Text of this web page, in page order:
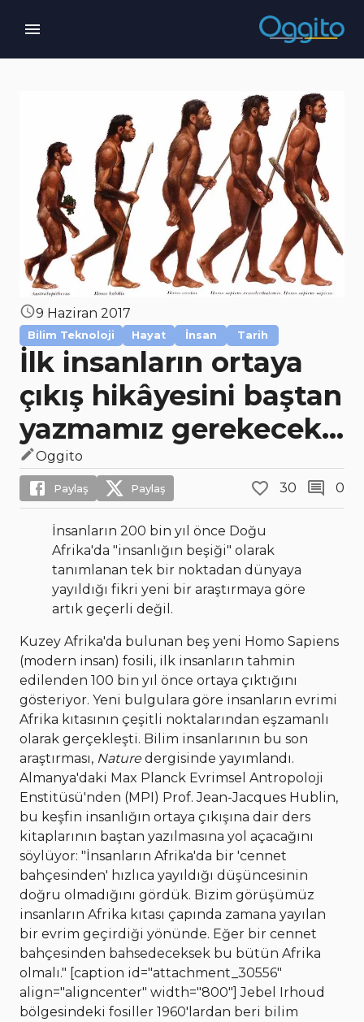
9 Haziran 2017
Bilim Teknoloji Hayat İnsan Tarih
İlk insanların ortaya
çıkış hikâyesini baştan
yazmamız gerekecek...
Oggito
Paylaş Paylaş 30 0
İnsanların 200 bin yıl önce Doğu
Afrika'da "insanlığın beşiği" olarak
tanımlanan tek bir noktadan dünyaya
yayıldığı fikri yeni bir araştırmaya göre
artık geçerli değil.
Kuzey Afrika'da bulunan beş yeni Homo Sapiens
(modern insan) fosili, ilk insanların tahmin
edilenden 100 bin yıl önce ortaya çıktığını
gösteriyor. Yeni bulgulara göre insanların evrimi
Afrika kıtasının çeşitli noktalarından eşzamanlı
olarak gerçekleşti. Bilim insanlarının bu son
araştırması, Naturedergisinde yayımlandı.
Almanya'daki Max Planck Evrimsel Antropoloji
Enstitüsü'nden (MPI) Prof. Jean-Jacques Hublin,
bu keşfin insanlığın ortaya çıkışına dair ders
kitaplarının baştan yazılmasına yol açacağını
söylüyor: "İnsanların Afrika'da bir 'cennet
bahçesinden' hızlıca yayıldığı düşüncesinin
doğru olmadığını gördük. Bizim görüşümüz
insanların Afrika kıtası çapında zamana yayılan
bir evrim geçirdiği yönünde. Eğer bir cennet
bahçesinden bahsedeceksek bu bütün Afrika
olmalı." [caption id="attachment_30556"
align="aligncenter" width="800"] Jebel Irhoud
bölgesindeki fosiller 1960'lardan beri bilim